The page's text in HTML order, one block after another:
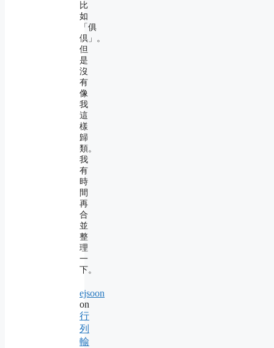
比
如
「俱
倶」。
但
是
沒
有
像
我
這
樣
歸
類。
我
有
時
間
再
合
並
整
理
一
下。
ejsoon
on
行
列
輸